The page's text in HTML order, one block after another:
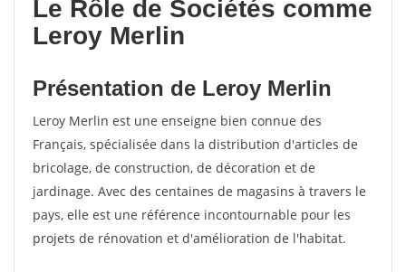
Le Rôle de Sociétés comme
Leroy Merlin
Présentation de Leroy Merlin
Leroy Merlin est une enseigne bien connue des
Français, spécialisée dans la distribution d'articles de
bricolage, de construction, de décoration et de
jardinage. Avec des centaines de magasins à travers le
pays, elle est une référence incontournable pour les
projets de rénovation et d'amélioration de l'habitat.